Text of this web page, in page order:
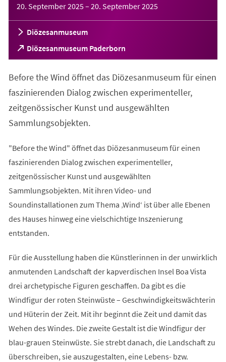
20. September 2025– 20. September 2025
Diözesanmuseum
Diözesanmuseum Paderborn
(Öffnet
in
neuen
Tab)
Before the Wind öffnet das Diözesanmuseum für einen
faszinierenden Dialog zwischen experimenteller,
zeitgenössischer Kunst und ausgewählten
Sammlungsobjekten.
"Before the Wind" öffnet das Diözesanmuseum für einen
faszinierenden Dialog zwischen experimenteller,
zeitgenössischer Kunst und ausgewählten
Sammlungsobjekten. Mit ihren Video- und
Soundinstallationen zum Thema ‚Wind‘ ist über alle Ebenen
des Hauses hinweg eine vielschichtige Inszenierung
entstanden.
Für die Ausstellung haben die Künstlerinnen in der unwirklich
anmutenden Landschaft der kapverdischen Insel Boa Vista
drei archetypische Figuren geschaffen. Da gibt es die
Windfigur der roten Steinwüste – Geschwindigkeitswächterin
und Hüterin der Zeit. Mit ihr beginnt die Zeit und damit das
Wehen des Windes. Die zweite Gestalt ist die Windfigur der
blau-grauen Steinwüste. Sie strebt danach, die Landschaft zu
überschreiben, sie auszugestalten, eine Lebens- bzw.